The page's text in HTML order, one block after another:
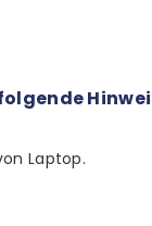
Laptop.